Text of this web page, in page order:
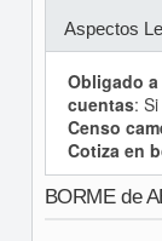
Aspectos
Obligado
cuentas: Si
Censo
Cotiza en
BORME de